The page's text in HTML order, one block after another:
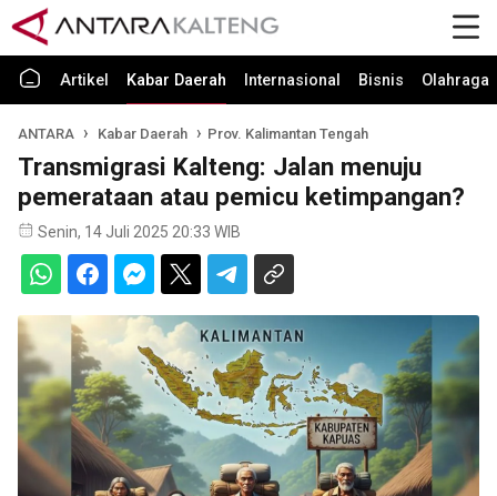
Artikel Kabar Daerah Internasional Bisnis Olahraga
ANTARA Kabar Daerah Prov. Kalimantan Tengah
Transmigrasi Kalteng: Jalan menuju
pemerataan atau pemicu ketimpangan?
Senin, 14 Juli 2025 20:33 WIB